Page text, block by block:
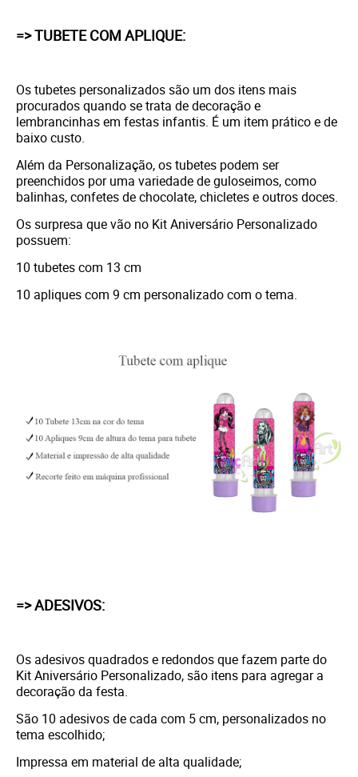
=> TUBETE COM APLIQUE:
Os tubetes personalizados são um dos itens mais
procurados quando se trata de decoração e
lembrancinhas em festas infantis. É um item prático e de
baixo custo.
Além da Personalização, os tubetes podem ser
preenchidos por uma variedade de guloseimos, como
balinhas, confetes de chocolate, chicletes e outros doces.
Os surpresa que vão no Kit Aniversário Personalizado
possuem:
10 tubetes com 13 cm
10 apliques com 9 cm personalizado com o tema.
=> ADESIVOS:
Os adesivos quadrados e redondos que fazem parte do
Kit Aniversário Personalizado, são itens para agregar a
decoração da festa.
São 10 adesivos de cada com 5 cm, personalizados no
tema escolhido;
Impressa em material de alta qualidade;